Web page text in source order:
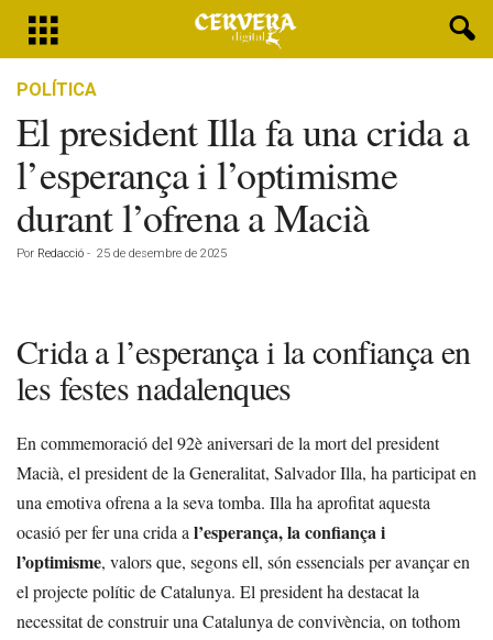
POLÍTICA
El president Illa fa una crida a
l’esperança i l’optimisme
durant l’ofrena a Macià
Por Redacció - 25 de desembre de 2025
Crida a l’esperança i la confiança en
les festes nadalenques
En commemoració del 92è aniversari de la mort del president
Macià, el president de la Generalitat, Salvador Illa, ha participat en
una emotiva ofrena a la seva tomba. Illa ha aprofitat aquesta
ocasió per fer una crida a l’esperança, la confiança i
l’optimisme, valors que, segons ell, són essencials per avançar en
el projecte polític de Catalunya. El president ha destacat la
necessitat de construir una Catalunya de convivència, on tothom